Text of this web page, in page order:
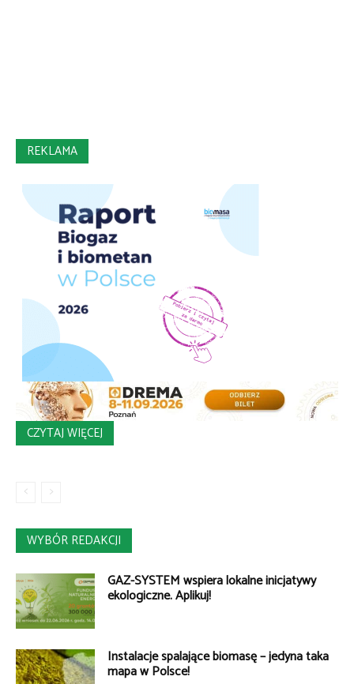
REKLAMA
CZYTAJ WIĘCEJ
WYBÓR REDAKCJI
GAZ-SYSTEM wspiera lokalne inicjatywy
ekologiczne. Aplikuj!
Instalacje spalające biomasę – jedyna taka
mapa w Polsce!